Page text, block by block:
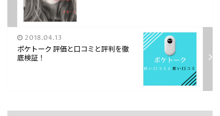
2018.04.13
ポケトーク 評価と口コミと評判を徹
底検証！